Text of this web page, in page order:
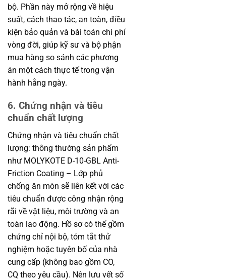
bộ. Phần này mở rộng về hiệu
suất, cách thao tác, an toàn, điều
kiện bảo quản và bài toán chi phí
vòng đời, giúp kỹ sư và bộ phận
mua hàng so sánh các phương
án một cách thực tế trong vận
hành hằng ngày.
6. Chứng nhận và tiêu
chuẩn chất lượng
Chứng nhận và tiêu chuẩn chất
lượng: thông thường sản phẩm
như MOLYKOTE D-10-GBL Anti-
Friction Coating – Lớp phủ
chống ăn mòn sẽ liên kết với các
tiêu chuẩn được công nhận rộng
rãi về vật liệu, môi trường và an
toàn lao động. Hồ sơ có thể gồm
chứng chỉ nội bộ, tóm tắt thử
nghiệm hoặc tuyên bố của nhà
cung cấp (không bao gồm CO,
CQ theo yêu cầu). Nên lưu vết số